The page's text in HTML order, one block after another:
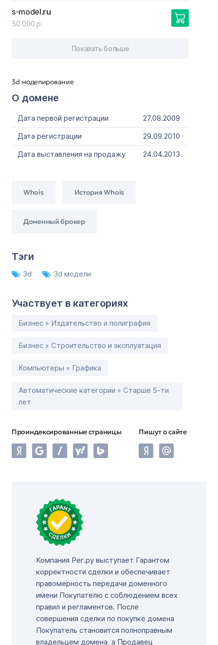
3d моделирование
О домене
Дата первой регистрации
27.08.2009
Дата регистрации
29.09.2010
Дата выставления на продажу
24.04.2013
Whois История Whois
Доменный брокер
Тэги
3d 3d модели
Участвует в категориях
Бизнес » Издательство и полиграфия
Бизнес » Строительство и эксплуатация
Компьютеры » Графика
Автоматические категории » Старше 5-ти
лет
Проиндексированные страницы Пишут о сайте
s-model.ru
50 000 р.
Показать больше
Компания Рег.ру выступает Гарантом
корректности сделки и обеспечивает
правомерность передачи доменного
имени Покупателю с соблюдением всех
правил и регламентов. После
совершения сделки по покупке домена
Покупатель становится полноправным
владельцем домена, а Продавец